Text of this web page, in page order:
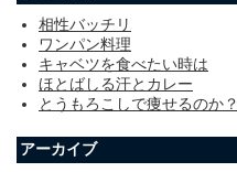
相性バッチリ
ワンパン料理
キャベツを食べたい時は
ほとばしる汗とカレー
とうもろこしで痩せるのか？
アーカイブ